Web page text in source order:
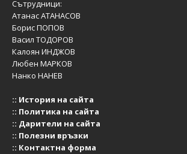
Сътрудници:
Атанас АТАНАСОВ
Борис ПОПОВ
Васил ТОДОРОВ
Калоян ИНДЖОВ
Любен МАРКОВ
Нанко НАНЕВ
:: История на сайта
:: Политика на сайта
:: Дарители на сайта
:: Полезни връзки
:: Контактна форма